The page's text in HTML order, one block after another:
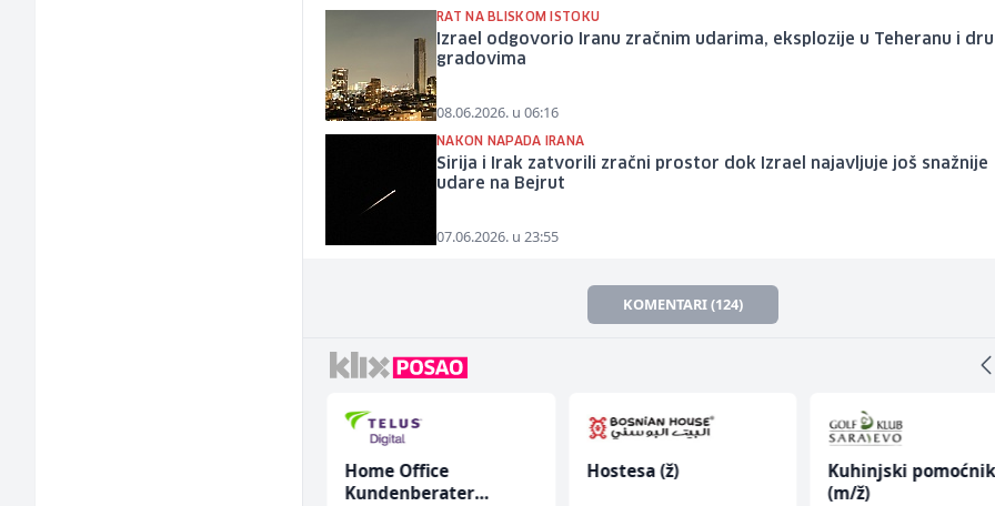
RAT NA BLISKOM ISTOKU
Izrael odgovorio Iranu zračnim udarima, eksplozije u Teheranu i
gradovima
08.06.2026. u 06:16
NAKON NAPADA IRANA
Sirija i Irak zatvorili zračni prostor dok Izrael najavljuje još snažnije
udare na Bejrut
07.06.2026. u 23:55
KOMENTARI (124)
Home Office
Kundenberater
Hostesa (ž)
Kuhinjski pomoćnik
(m/ž)